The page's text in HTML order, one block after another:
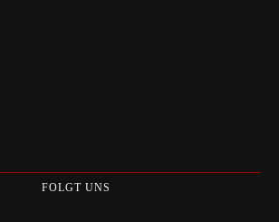
FOLGT UNS